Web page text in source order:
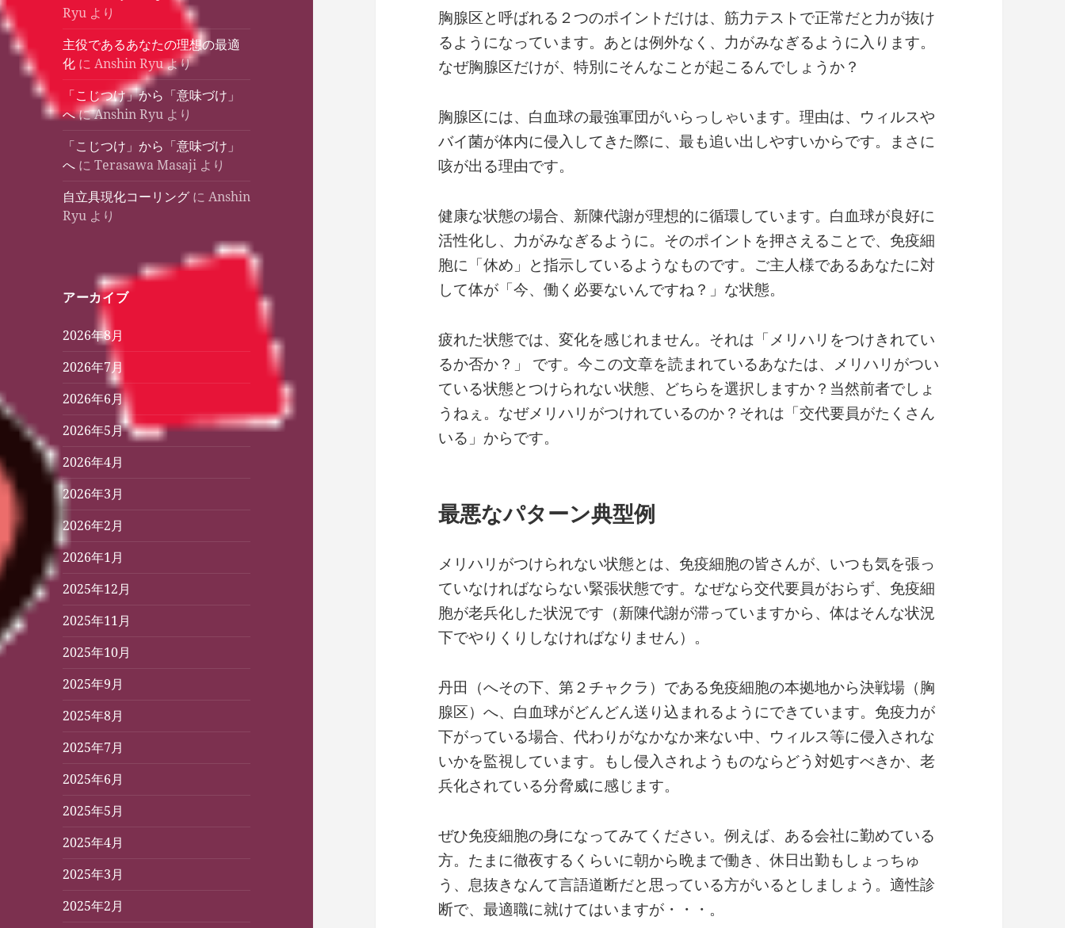
Ryu より
主役であるあなたの理想の最適
化 にAnshin Ryuより
「こじつけ」から「意味づけ」
へにAnshin Ryu より
「こじつけ」から「意味づけ」
へ にTerasawa Masaji より
自立具現化コーリング にAnshin
Ryu より
アーカイブ
2026年8月
2026年7月
2026年6月
2026年5月
2026年4月
2026年3月
2026年2月
2026年1月
2025年12月
2025年11月
2025年10月
2025年9月
2025年8月
2025年7月
2025年6月
2025年5月
2025年4月
2025年3月
2025年2月
胸腺区と呼ばれる２つのポイントだけは、筋力テストで正常だと力が抜け
るようになっています。あとは例外なく、力がみなぎるように入ります。
なぜ胸腺区だけが、特別にそんなことが起こるんでしょうか？
胸腺区には、白血球の最強軍団がいらっしゃいます。理由は、ウィルスや
バイ菌が体内に侵入してきた際に、最も追い出しやすいからです。まさに
咳が出る理由です。
健康な状態の場合、新陳代謝が理想的に循環しています。白血球が良好に
活性化し、力がみなぎるように。そのポイントを押さえることで、免疫細
胞に「休め」と指示しているようなものです。ご主人様であるあなたに対
して体が「今、働く必要ないんですね？」な状態。
疲れた状態では、変化を感じれません。それは「メリハリをつけきれてい
るか否か？」 です。今この文章を読まれているあなたは、メリハリがつい
ている状態とつけられない状態、どちらを選択しますか？当然前者でしょ
うねぇ。なぜメリハリがつけれているのか？それは「交代要員がたくさん
いる」からです。
最悪なパターン典型例
メリハリがつけられない状態とは、免疫細胞の皆さんが、いつも気を張っ
ていなければならない緊張状態です。なぜなら交代要員がおらず、免疫細
胞が老兵化した状況です（新陳代謝が滞っていますから、体はそんな状況
下でやりくりしなければなりません）。
丹田（へその下、第２チャクラ）である免疫細胞の本拠地から決戦場（胸
腺区）へ、白血球がどんどん送り込まれるようにできています。免疫力が
下がっている場合、代わりがなかなか来ない中、ウィルス等に侵入されな
いかを監視しています。もし侵入されようものならどう対処すべきか、老
兵化されている分脅威に感じます。
ぜひ免疫細胞の身になってみてください。例えば、ある会社に勤めている
方。たまに徹夜するくらいに朝から晩まで働き、休日出勤もしょっちゅ
う、息抜きなんて言語道断だと思っている方がいるとしましょう。適性診
断で、最適職に就けてはいますが・・・。